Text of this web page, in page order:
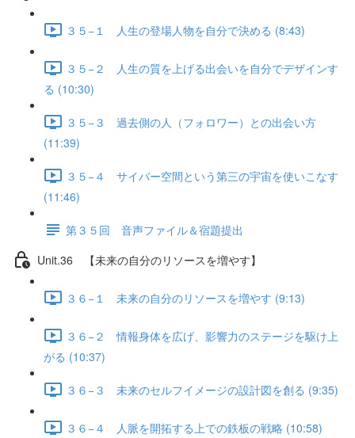
３５−１ 人生の登場人物を自分で決める (8:43)
３５−２ 人生の質を上げる出会いを自分でデザインす
る (10:30)
３５−３ 過去側の人（フォロワー）との出会い方
(11:39)
３５−４ サイバー空間という第三の宇宙を使いこなす
(11:46)
第３５回 音声ファイル＆宿題提出
Unit.36 【未来の自分のリソースを増やす】
３６−１ 未来の自分のリソースを増やす (9:13)
３６−２ 情報身体を広げ、影響力のステージを駆け上
がる (10:37)
３６−３ 未来のセルフイメージの設計図を創る (9:35)
３６−４ 人脈を開拓する上での鉄板の戦略 (10:58)